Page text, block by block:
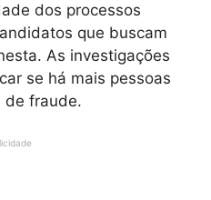
dos processos
que buscam
As investigações
se há mais pessoas
de fraude.